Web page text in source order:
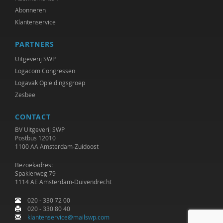
Vincent Stolk
Tsjalling Swierstra
Niels ten Oever
Elise van Alphen
Lonneke van der Velden
Nienke van Dijk
Donen Voskuil
Abonneren
Klantenservice
PARTNERS
Uitgeverij SWP
Logacom Congressen
Logavak Opleidingsgroep
Zesbee
CONTACT
BV Uitgeverij SWP
Postbus 12010
1100 AA Amsterdam-Zuidoost
Bezoekadres:
Spaklerweg 79
1114 AE Amsterdam-Duivendrecht
020 - 330 72 00
020 - 330 80 40
klantenservice@mailswp.com